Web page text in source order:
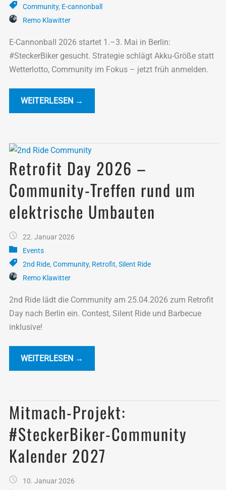
Community, E-cannonball
Remo Klawitter
E-Cannonball 2026 startet 1.–3. Mai in Berlin:
#SteckerBiker gesucht. Strategie schlägt Akku-Größe statt
Wetterlotto, Community im Fokus – jetzt früh anmelden.
WEITERLESEN →
Retrofit Day 2026 –
Community-Treffen rund um
elektrische Umbauten
22. Januar 2026
Events
2nd Ride, Community, Retrofit, Silent Ride
Remo Klawitter
2nd Ride lädt die Community am 25.04.2026 zum Retrofit
Day nach Berlin ein. Contest, Silent Ride und Barbecue
inklusive!
WEITERLESEN →
Mitmach-Projekt:
#SteckerBiker-Community
Kalender 2027
10. Januar 2026